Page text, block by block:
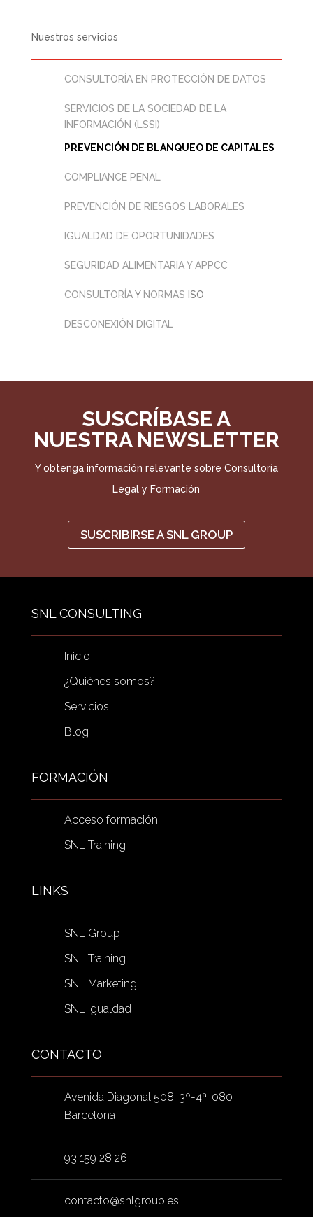
Nuestros servicios
CONSULTORÍA EN PROTECCIÓN DE DATOS
SERVICIOS DE LA SOCIEDAD DE LA
INFORMACIÓN (LSSI)
PREVENCIÓN DE BLANQUEO DE CAPITALES
COMPLIANCE PENAL
PREVENCIÓN DE RIESGOS LABORALES
IGUALDAD DE OPORTUNIDADES
SEGURIDAD ALIMENTARIA Y APPCC
CONSULTORÍAY NORMAS ISO
DESCONEXIÓN DIGITAL
SUSCRÍBASE A
NUESTRA NEWSLETTER
Y obtenga información relevante sobre Consultoría
Legal y Formación
SUSCRIBIRSE A SNL GROUP
SNL CONSULTING
Inicio
¿Quiénes somos?
Servicios
Blog
FORMACIÓN
Acceso formación
SNL Training
LINKS
SNL Group
SNL Training
SNL Marketing
SNL Igualdad
CONTACTO
Avenida Diagonal 508, 3º-4ª, 080
Barcelona
93 159 28 26
contacto@snlgroup.es